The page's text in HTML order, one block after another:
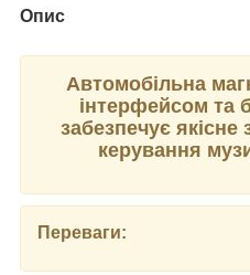
Опис
Автомобільна
інтерфейсом та
забезпечує якісне
керування
Переваги: